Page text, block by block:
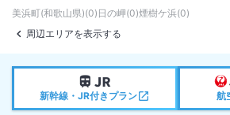
美浜町(和歌山県)(0) 日の岬(0)煙樹ケ浜(0)
周辺エリアを表示する
新幹線・JR付きプラン 航